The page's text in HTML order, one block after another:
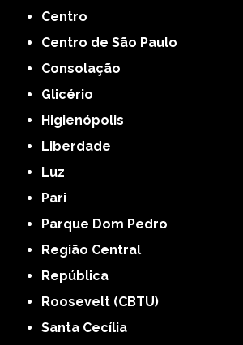
Centro
Centro de São Paulo
Consolação
Glicério
Higienópolis
Liberdade
Luz
Pari
Parque Dom Pedro
Região Central
República
Roosevelt (CBTU)
Santa Cecília